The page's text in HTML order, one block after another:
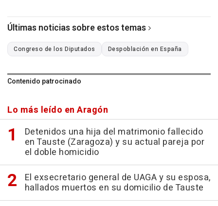
Últimas noticias sobre estos temas
Congreso de los Diputados Despoblación en España
Contenido patrocinado
Lo más leído en Aragón
Detenidos una hija del matrimonio fallecido
en Tauste (Zaragoza) y su actual pareja por
el doble homicidio
El exsecretario general de UAGA y su esposa,
hallados muertos en su domicilio de Tauste